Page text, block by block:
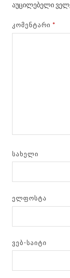
აუცილებელი
ᲙᲝᲛᲔᲜᲢᲐᲠᲘ*
ᲡᲐᲮᲔᲚᲘ
ᲔᲚᲤᲝᲡᲢᲐ
ᲕᲔᲑ-ᲡᲐᲘᲢᲘ